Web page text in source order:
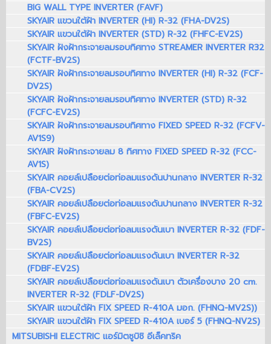
BIG WALL TYPE INVERTER (FAVF)
SKYAIR แขวนใต้ฝ้า INVERTER (HI) R-32 (FHA-DV2S)
SKYAIR แขวนใต้ฝ้า INVERTER (STD) R-32 (FHFC-EV2S)
SKYAIR ฝังฝ้ากระจายลมรอบทิศทาง STREAMER INVERTER R32
(FCTF-BV2S)
SKYAIR ฝังฝ้ากระจายลมรอบทิศทาง INVERTER (HI) R-32 (FCF-
DV2S)
SKYAIR ฝังฝ้ากระจายลมรอบทิศทาง INVERTER (STD) R-32
(FCFC-EV2S)
SKYAIR ฝังฝ้ากระจายลมรอบทิศทาง FIXED SPEED R-32 (FCFV-
AV1S9)
SKYAIR ฝังฝ้ากระจายลม 8 ทิศทาง FIXED SPEED R-32 (FCC-
AV1S)
SKYAIR คอยล์เปลือยต่อท่อลมแรงดันปานกลาง INVERTER R-32
(FBA-CV2S)
SKYAIR คอยล์เปลือยต่อท่อลมแรงดันปานกลาง INVERTER R-32
(FBFC-EV2S)
SKYAIR คอยล์เปลือยต่อท่อลมแรงดันเบา INVERTER R-32 (FDF-
BV2S)
SKYAIR คอยล์เปลือยต่อท่อลมแรงดันเบา INVERTER R-32
(FDBF-EV2S)
SKYAIR คอยล์เปลือยต่อท่อลมแรงดันเบา ตัวเครื่องบาง 20 cm.
INVERTER R-32 (FDLF-DV2S)
SKYAIR แขวนใต้ฝ้า FIX SPEED R-410A มอก. (FHNQ-MV2S))
SKYAIR แขวนใต้ฝ้า FIX SPEED R-410A เบอร์ 5 (FHNQ-NV2S)
MITSUBISHI ELECTRIC แอร์มิตซูบิชิ อีเล็คทริค